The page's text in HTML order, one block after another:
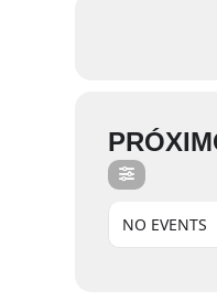
NO EVENTS